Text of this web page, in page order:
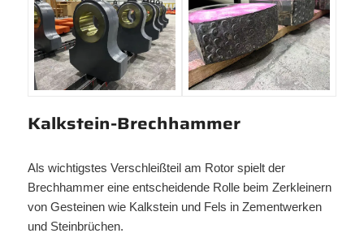
Kalkstein-Brechhammer
Als wichtigstes Verschleißteil am Rotor spielt der
Brechhammer eine entscheidende Rolle beim Zerkleinern
von Gesteinen wie Kalkstein und Fels in Zementwerken
und Steinbrüchen.